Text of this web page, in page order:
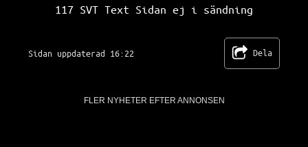
117 SVT Text Sidan ej i sändning
Sidan uppdaterad 16:22 Dela
FLER NYHETER EFTER ANNONSEN